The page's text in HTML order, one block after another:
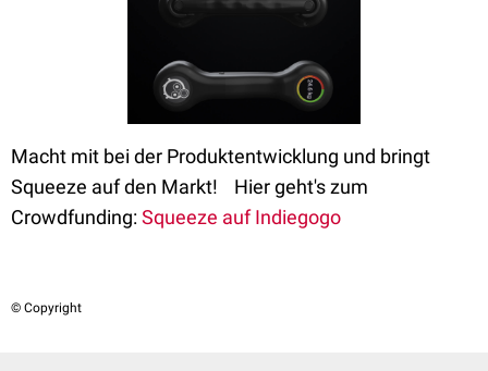
Macht mit bei der Produktentwicklung und bringt
Squeeze auf den Markt! Hier geht's zum
Crowdfunding:Squeeze auf Indiegogo
© Copyright